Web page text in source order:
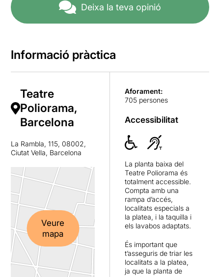
Deixa la teva opinió
Informació pràctica
Teatre
Poliorama,
Barcelona
La Rambla, 115, 08002,
Ciutat Vella, Barcelona
Veure
mapa
Aforament:
705 persones
Accessibilitat
La planta baixa del
Teatre Poliorama és
totalment accessible.
Compta amb una
rampa d’accés,
localitats especials a
la platea, i la taquilla i
els lavabos adaptats.
És important que
t’asseguris de triar les
localitats a la platea,
ja que la planta de